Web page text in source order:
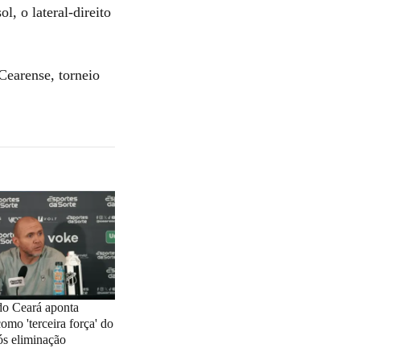
o lateral-direito
torneio
Ceará aponta
'terceira força' do
eliminação